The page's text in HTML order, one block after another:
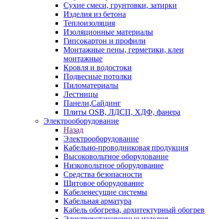
Сухие смеси, грунтовки, затирки
Изделия из бетона
Теплоизоляция
Изоляционные материалы
Гипсокартон и профили
Монтажные пены, герметики, клеи
монтажные
Кровля и водостоки
Подвесные потолки
Пиломатериалы
Лестницы
Панели,Сайдинг
Плиты OSB, ЛДСП, ХДФ, фанера
Электрооборудование
Назад
Электрооборудование
Кабельно-проводниковая продукция
Высоковольтное оборудование
Низковольтное оборудование
Средства безопасности
Щитовое оборудование
Кабеленесущие системы
Кабельная арматура
Кабель обогрева, архитектурный обогрев